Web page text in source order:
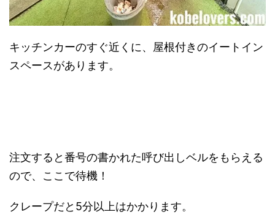
キッチンカーのすぐ近くに、屋根付きのイートイン
スペースがあります。
注文すると番号の書かれた呼び出しベルをもらえる
ので、ここで待機！
クレープだと5分以上はかかります。